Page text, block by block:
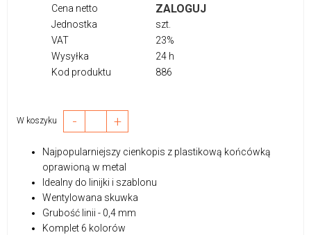
Cena netto ZALOGUJ
Jednostka
szt.
VAT
23%
Wysyłka
24 h
Kod produktu
886
W koszyku - +
Najpopularniejszy cienkopis z plastikową końcówką
oprawioną w metal
Idealny do linijki i szablonu
Wentylowana skuwka
Grubość linii - 0,4 mm
Komplet 6 kolorów